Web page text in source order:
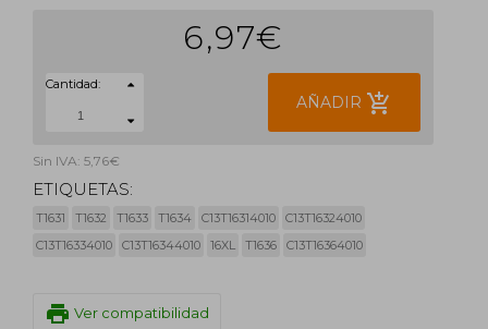
6,97€
Cantidad:
AÑADIR add_shopping_cart
Sin IVA: 5,76€
ETIQUETAS:
T1631 T1632 T1633 T1634 C13T16314010
C13T16324010
C13T16334010
C13T16344010 16XL T1636 C13T16364010
print Ver compatibilidad